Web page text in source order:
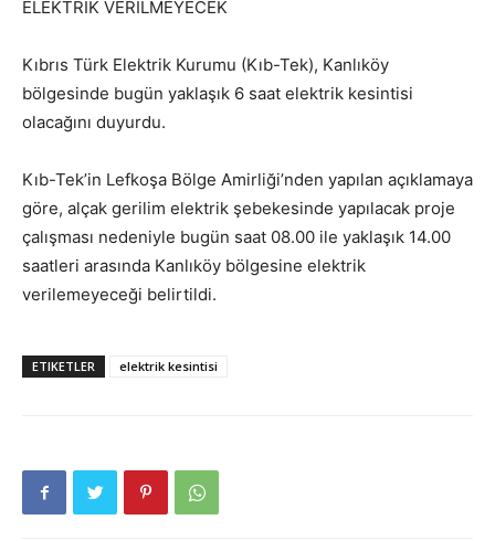
ELEKTRİK VERİLMEYECEK
Kıbrıs Türk Elektrik Kurumu (Kıb-Tek), Kanlıköy
bölgesinde bugün yaklaşık 6 saat elektrik kesintisi
olacağını duyurdu.
Kıb-Tek’in Lefkoşa Bölge Amirliği’nden yapılan açıklamaya
göre, alçak gerilim elektrik şebekesinde yapılacak proje
çalışması nedeniyle bugün saat 08.00 ile yaklaşık 14.00
saatleri arasında Kanlıköy bölgesine elektrik
verilemeyeceği belirtildi.
ETIKETLER elektrik kesintisi